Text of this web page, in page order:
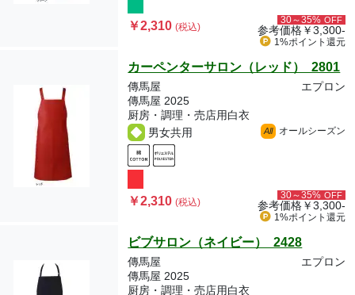
￥2,310(税込)
30～35% OFF
参考価格￥3,300-
1%ポイント 還元
カーペンターサロン（レッド） 2801
傳馬屋
エプロン
傳馬屋 2025
厨房・調理・売店用白衣
男女共用
All オールシーズン
￥2,310(税込)
30～35% OFF
参考価格￥3,300-
1%ポイント 還元
ビブサロン（ネイビー） 2428
傳馬屋
エプロン
傳馬屋 2025
厨房・調理・売店用白衣